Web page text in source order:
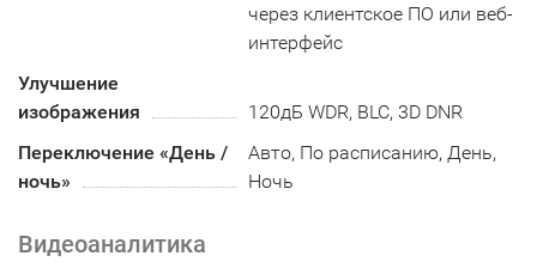
через клиентское ПО или веб-
интерфейс
Улучшение
изображения
120дБ WDR, BLC, 3D DNR
Переключение «День /
ночь»
Авто, По расписанию, День,
Ночь
Видеоаналитика